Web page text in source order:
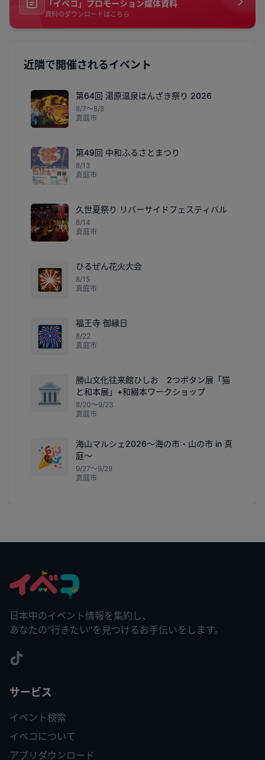
「イベコ」プロモーション媒体資料
資料のダウンロードはこちら
近隣で開催されるイベント
第64回 湯原温泉はんざき祭り 2026
8/7〜8/8
真庭市
第49回 中和ふるさとまつり
8/13
真庭市
久世夏祭り リバーサイドフェスティバル
8/14
真庭市
🎇
ひるぜん花火大会
8/15
真庭市
🎆
福王寺 御縁日
8/22
真庭市
🏛️
勝山文化往来館ひしお 2つボタン展「猫
と和本展」+和綴本ワークショップ
8/20〜9/23
真庭市
🎉
海山マルシェ2026～海の市・山の市 in 真
庭～
9/27〜9/28
真庭市
日本中のイベント情報を集約し、
あなたの"行きたい"を見つけるお手伝いをします。
サービス
イベント検索
イベコについて
アプリダウンロード